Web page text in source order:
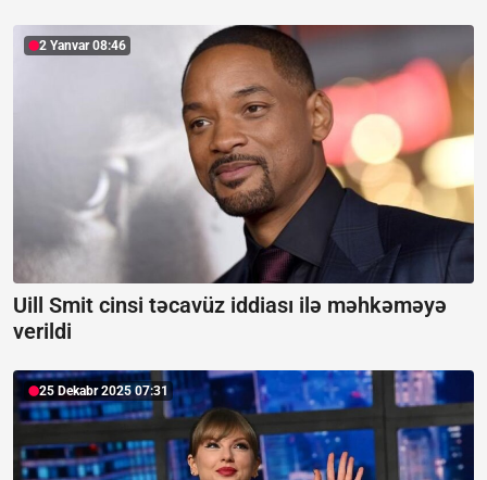
2 Yanvar 08:46
Uill Smit cinsi təcavüz iddiası ilə məhkəməyə
verildi
25 Dekabr 2025 07:31